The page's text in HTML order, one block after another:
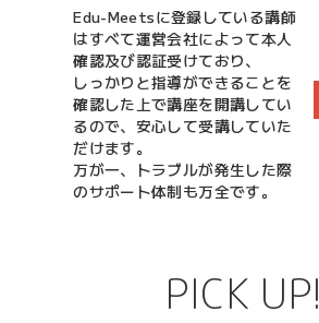
Edu-Meetsに登録している講師
はすべて運営会社によって本人
確認及び認証受けており、
しっかりと指導ができることを
確認した上で講座を開講してい
るので、安心して受講していた
だけます。
万が一、トラブルが発生した際
のサポート体制も万全です。
PICK UP!